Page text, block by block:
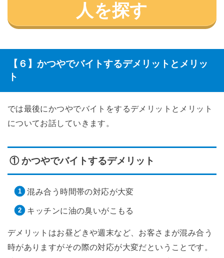
人を探す
【６】かつやでバイトするデメリットとメリッ
ト
では最後にかつやでバイトをするデメリットとメリット
についてお話していきます。
① かつやでバイトするデメリット
混み合う時間帯の対応が大変
キッチンに油の臭いがこもる
デメリットはお昼どきや週末など、お客さまが混み合う
時がありますがその際の対応が大変だということです。